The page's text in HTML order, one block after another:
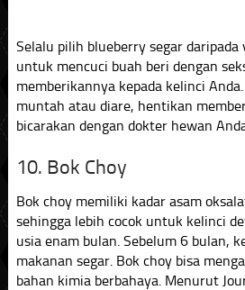
Selalu pilih blueberry segar daripada
untuk mencuci buah beri dengan
memberikannya kepada kelinci
muntah atau diare, hentikan
bicarakan dengan dokter hewan
10. Bok Choy
Bok choy memiliki kadar asam
sehingga lebih cocok untuk kelinci
usia enam bulan. Sebelum 6 bulan,
makanan segar. Bok choy bisa
bahan kimia berbahaya. Menurut